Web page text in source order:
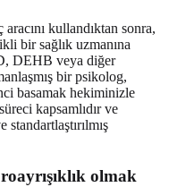
kullandıktan sonra,
bir sağlık uzmanına
DEHB veya diğer
bir psikolog,
basamak hekiminizle
kapsamlıdır ve
olmak